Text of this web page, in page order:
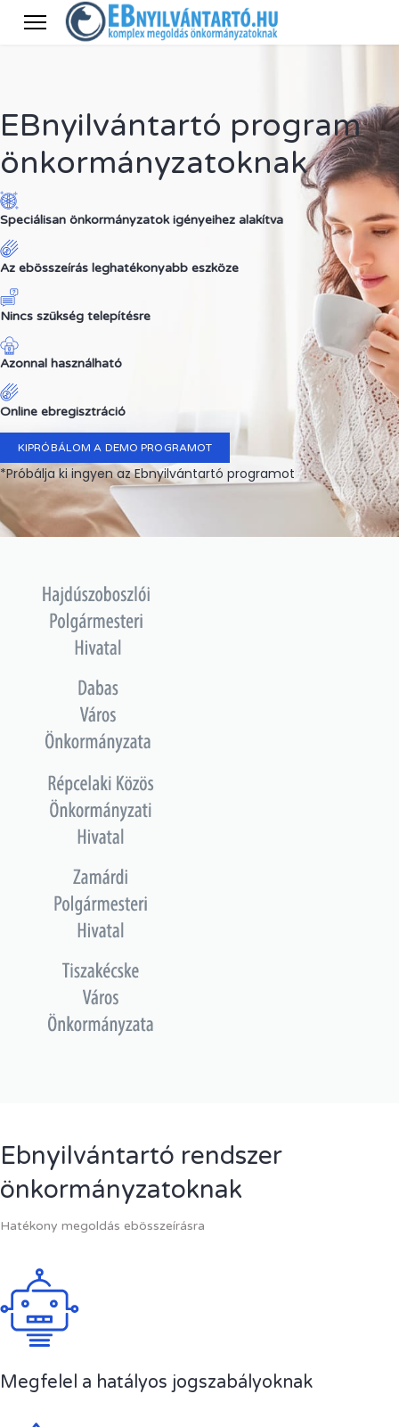
EBnyilvántartó program
önkormányzatoknak
Speciálisan önkormányzatok igényeihez alakítva
Az ebösszeírás leghatékonyabb eszköze
Nincs szükség telepítésre
Azonnal használható
Online ebregisztráció
KIPRÓBÁLOM A DEMO PROGRAMOT
*Próbálja ki ingyen az Ebnyilvántartó programot
Ebnyilvántartó rendszer
önkormányzatoknak
Hatékony megoldás ebösszeírásra
Megfelel a hatályos jogszabályoknak